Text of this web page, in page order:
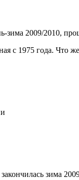
зима 2009/2010,
1975 года. Что
зима